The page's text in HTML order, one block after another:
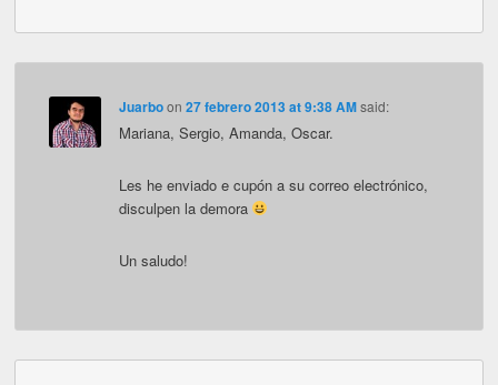
Juarboon 27 febrero 2013 at 9:38 AM said:
Mariana, Sergio, Amanda, Oscar.
Les he enviado e cupón a su correo electrónico,
disculpen la demora
Un saludo!